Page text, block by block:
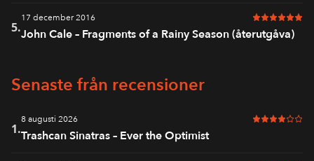
5.
17 december 2016 6 av 6 i
John Cale – Fragments of a Rainy Season (återutgåva)
Senaste från recensioner
1.
8 augusti 2026 4 av 6 i
Trashcan Sinatras – Ever the Optimist